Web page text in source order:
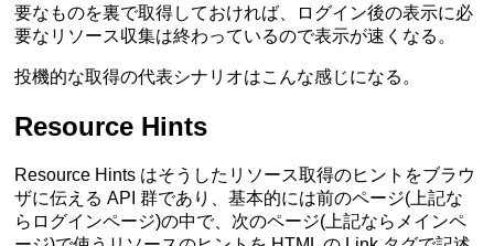
要なものを裏で取得しておければ、ログイン後の表示に必
要なリソース収集は終わっているので表示が速くなる。
投機的な取得の代表シナリオはこんな感じになる。
Resource Hints
Resource Hints はそうしたリソース取得のヒントをブラウ
ザに伝える API 群であり、基本的には前のページ(上記な
らログインページ)の中で、次のページ(上記ならメインペ